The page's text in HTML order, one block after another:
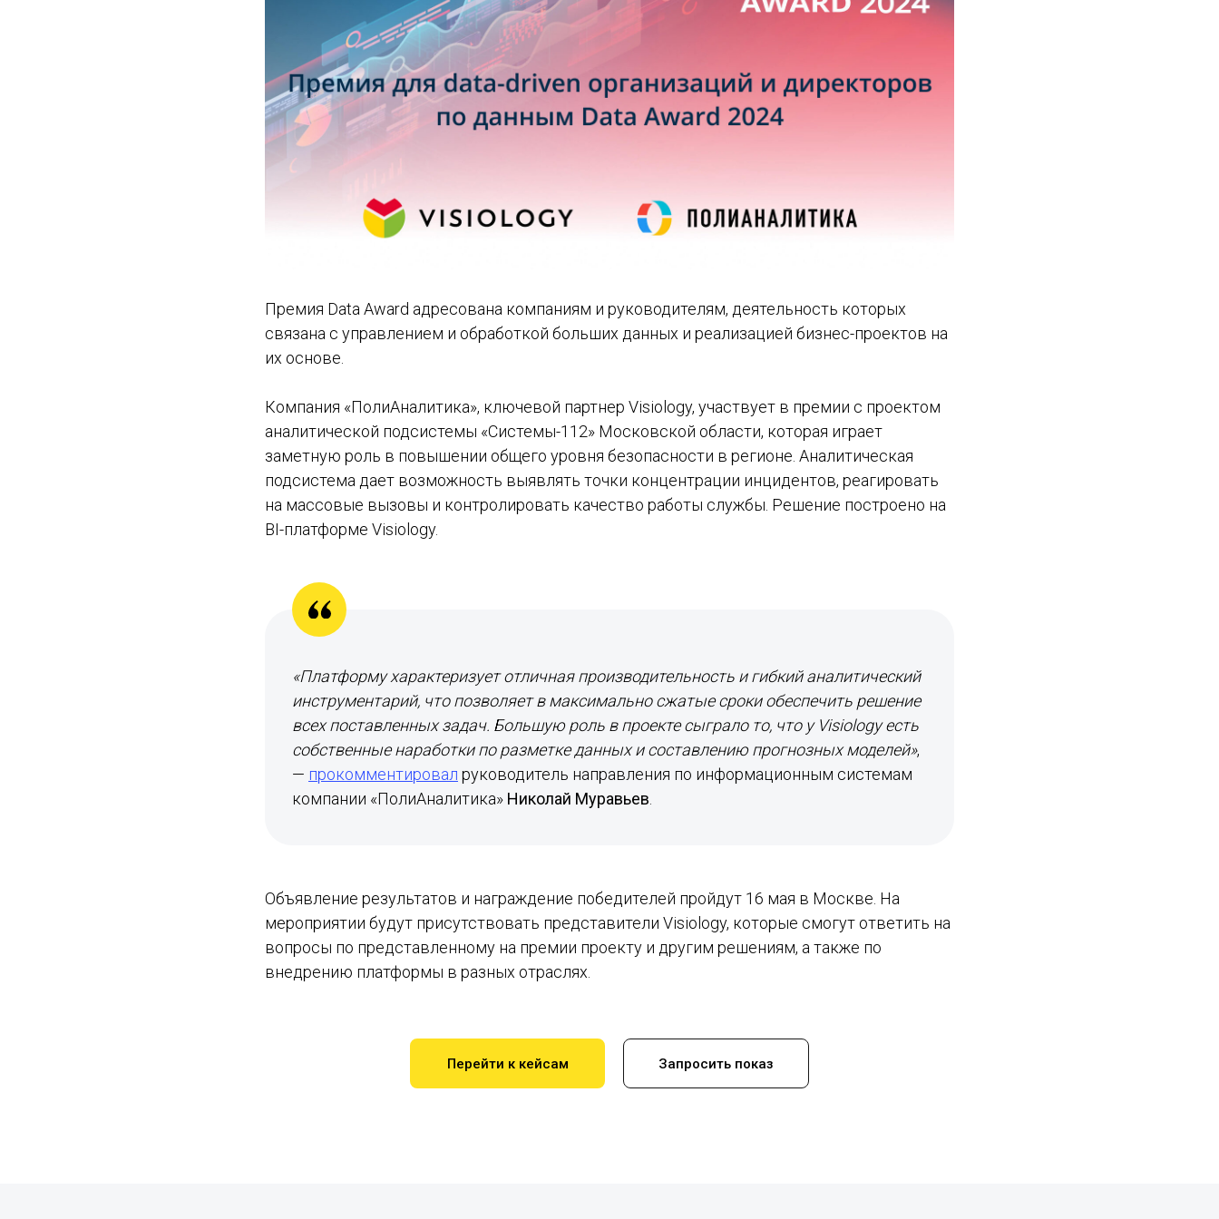
Премия Data Award адресована компаниям и руководителям, деятельность которых
связана с управлением и обработкой больших данных и реализацией бизнес-проектов на
их основе.
Компания «ПолиАналитика», ключевой партнер Visiology, участвует в премии с проектом
аналитической подсистемы «Системы-112» Московской области, которая играет
заметную роль в повышении общего уровня безопасности в регионе. Аналитическая
подсистема дает возможность выявлять точки концентрации инцидентов, реагировать
на массовые вызовы и контролировать качество работы службы. Решение построено на
BI-платформе Visiology.
«Платформу характеризует отличная производительность и гибкий аналитический
инструментарий, что позволяет в максимально сжатые сроки обеспечить решение
всех поставленных задач. Большую роль в проекте сыграло то, что у Visiology есть
собственные наработки по разметке данных и составлению прогнозных моделей»,
— прокомментировал руководитель направления по информационным системам
компании «ПолиАналитика» Николай Муравьев
Объявление результатов и награждение победителей пройдут 16 мая в Москве. На
мероприятии будут присутствовать представители Visiology, которые смогут ответить на
вопросы по представленному на премии проекту и другим решениям, а также по
внедрению платформы в разных отраслях.
Перейти к кейсам Запросить показ